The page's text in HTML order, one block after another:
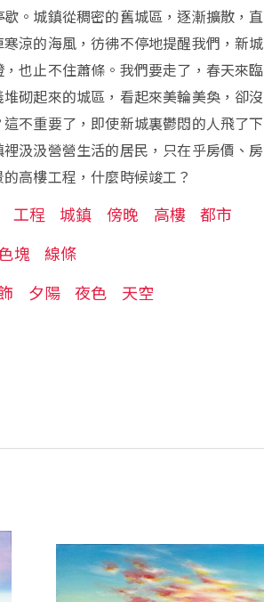
。城鎮從稠密的舊城區，逐漸擴散，直
涼的海風，彷彿不停地提醒我們，新城
也止不住蕭條。我們要走了，春天來臨
砌起來的城區，看起來美輪美奐，卻沒
不重要了，即使新城裏鬱悶的人飛了下
汲汲營營生活的居民，只在乎房價、房
高樓工程，什麼時候竣工？
工程 城鎮 傍晚 高樓 都市
塊 線條
夕陽 夜色 天空